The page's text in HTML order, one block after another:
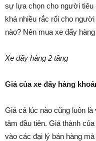
sự lựa chọn cho người tiêu
khá nhiều rắc rối cho
nào? Nên mua xe đẩy
Xe đẩy hàng 2 tầng
Giá của xe đẩy hàng
Giá cả lúc nào cũng luôn
tâm đầu tiên. Giá thành
vào các đại lý bán hàng